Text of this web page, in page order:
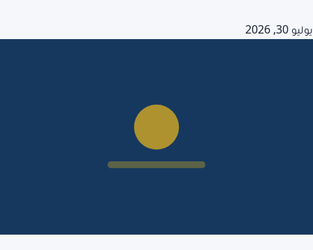
يوليو 30, 2026